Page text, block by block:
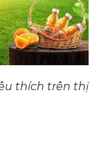
thích trên thị